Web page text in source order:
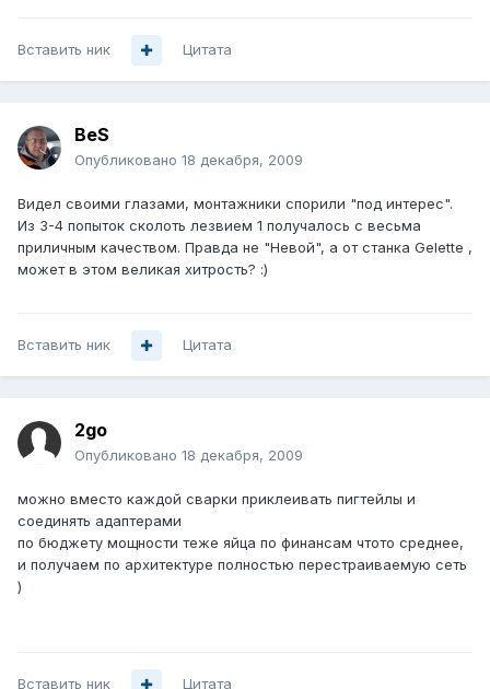
Вставить ник Цитата
BeS
Опубликовано 18 декабря, 2009
Видел своими глазами, монтажники спорили "под интерес".
Из 3-4 попыток сколоть лезвием 1 получалось с весьма
приличным качеством. Правда не "Невой", а от станка Gelette ,
может в этом великая хитрость? :)
Вставить ник Цитата
2go
Опубликовано 18 декабря, 2009
можно вместо каждой сварки приклеивать пигтейлы и
соединять адаптерами
по бюджету мощности теже яйца по финансам чтото среднее,
и получаем по архитектуре полностью перестраиваемую сеть
)
Вставить ник Цитата